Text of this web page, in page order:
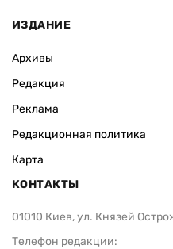
ИЗДАНИЕ
Архивы
Редакция
Реклама
Редакционная политика
Карта
КОНТАКТЫ
01010 Киев, ул. Князей
Телефон редакции: